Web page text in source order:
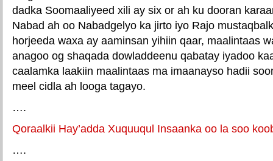
dadka Soomaaliyeed xili ay six or ah ku dooran
Nabad ah oo Nabadgelyo ka jirto iyo Rajo
horjeeda waxa ay aaminsan yihiin qaar, maalintaas
anagoo og shaqada dowladdeenu qabatay iyadoo
caalamka laakiin maalintaas ma imaanayso hadii
meel cidla ah looga tagayo.
….
Qoraalkii Hay’adda Xuquuqul Insaanka oo la soo
….